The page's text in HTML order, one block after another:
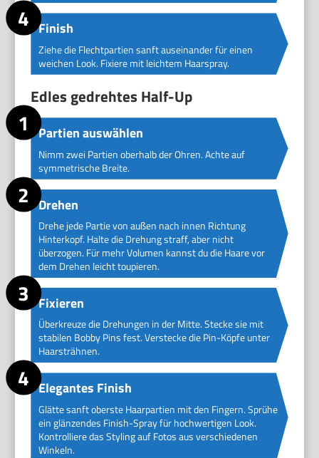
Finish
Ziehe die Flechtpartien sanft auseinander für einen
weichen Look. Fixiere mit leichtem Haarspray.
Edles gedrehtes Half-Up
Partien auswählen
Nimm zwei Partien oberhalb der Ohren. Achte auf
symmetrische Breite.
Drehen
Drehe jede Partie von außen nach innen Richtung
Hinterkopf. Halte die Drehung straff, aber nicht
überzogen. Für mehr Volumen kannst du die Haare vor
dem Drehen leicht toupieren.
Fixieren
Überkreuze die Drehungen in der Mitte. Stecke sie mit
stabilen Bobby Pins fest. Verstecke die Pin-Köpfe unter
Haarsträhnen.
Elegantes Finish
Glätte sanft oberste Haarpartien mit den Fingern. Sprühe
ein glänzendes Finish-Spray für hochwertigen Look.
Kontrolliere das Styling auf Fotos aus verschiedenen
Winkeln.